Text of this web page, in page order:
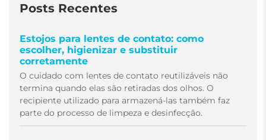
Posts Recentes
Estojos para lentes de contato: como
escolher, higienizar e substituir
corretamente
O cuidado com lentes de contato reutilizáveis não
termina quando elas são retiradas dos olhos. O
recipiente utilizado para armazená-las também faz
parte do processo de limpeza e desinfecção.